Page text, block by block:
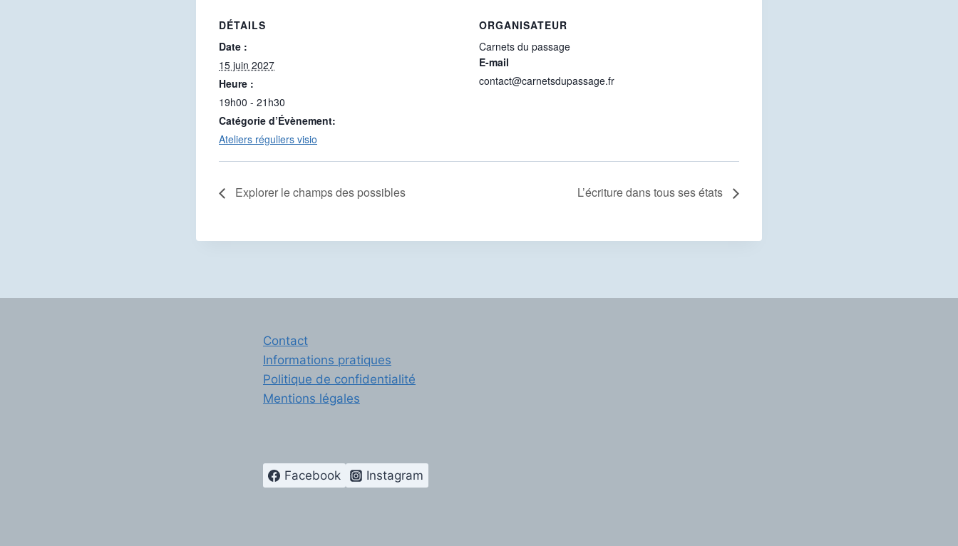
DÉTAILS
Date :
15 juin 2027
Heure :
19h00 - 21h30
Catégorie d’Évènement:
Ateliers réguliers visio
ORGANISATEUR
Carnets du passage
E-mail
contact@carnetsdupassage.fr
Explorer le champs des possibles L’écriture dans tous ses états
Contact
Informations pratiques
Politique de confidentialité
Mentions légales
Facebook Instagram